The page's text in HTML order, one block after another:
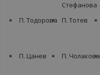
Стефанова
П. Тодорова
П. Тотев
П. Цанев
П. Чолакова